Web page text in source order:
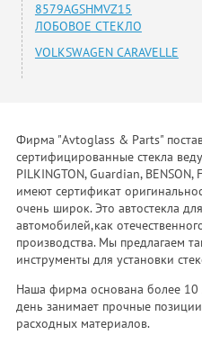
8579AGSHMVZ15
ЛОБОВОЕ СТЕКЛО
VOLKSWAGEN CARAVELLE
Фирма "Avtoglass & Parts"
сертифицированные стекла
PILKINGTON, Guardian, BENSON,
имеют сертификат
очень широк. Это автостекла
автомобилей,как
производства. Мы предлагаем
инструменты для установки
Наша фирма основана более 10
день занимает прочные
расходных материалов.